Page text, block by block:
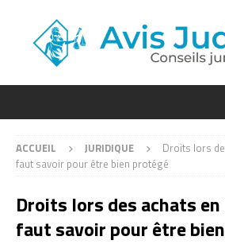
ACCUEIL JURIDIQUE
Droits lors
faut savoir pour être bien protégé
Droits lors des achats en
faut savoir pour être